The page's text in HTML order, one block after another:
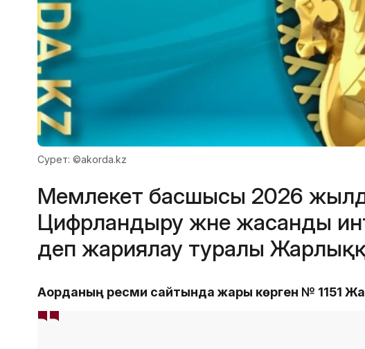
Сурет: ©akorda.kz
Мемлекет басшысы 2026
Цифрландыру және жасанды
деп жариялау туралы
Ақорданың ресми сайтында жарық көрген № 1151